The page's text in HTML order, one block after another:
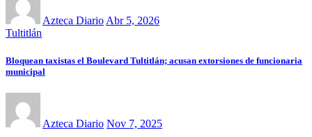
Azteca Diario Abr 5, 2026
Tultitlán
Bloquean taxistas el Boulevard Tultitlán; acusan extorsiones de funcionaria
municipal
Azteca Diario Nov 7, 2025